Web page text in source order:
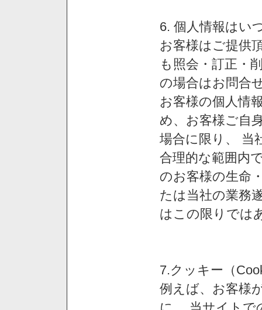
6. 個人情報はい
お客様はご提供
も照会・訂正・
の場合はお問合
お客様の個人情
め、お客様ご自
場合に限り、 当
合理的な範囲内
のお客様の生命
たは当社の業務
はこの限りでは
7.クッキー（
例えば、お客様